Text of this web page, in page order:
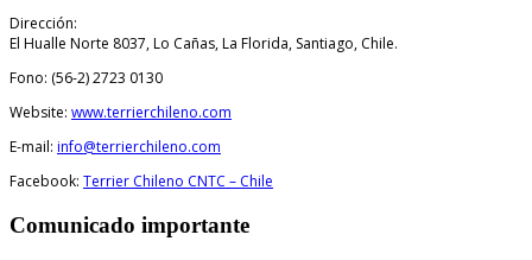
Dirección:
El Hualle Norte 8037, Lo Cañas, La Florida, Santiago, Chile.
Fono: (56-2)2723 0130
Website: www.terrierchileno.com
E-mail: info@terrierchileno.com
Facebook: Terrier Chileno CNTC – Chile
Comunicado importante